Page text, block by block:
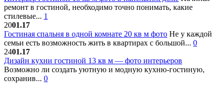
ремонт в гостиной, необходимо точно понимать, какие
стилевые... 1
2001.17
Гостиная спальня в одной комнате 20 кв м фото Не у каждой
семьи есть возможность жить в квартирах с большой... 0
2401.17
Дизайн кухни гостиной 13 кв м — фото интерьеров
Возможно ли создать уютную и модную кухню-гостиную,
сохранив... 0